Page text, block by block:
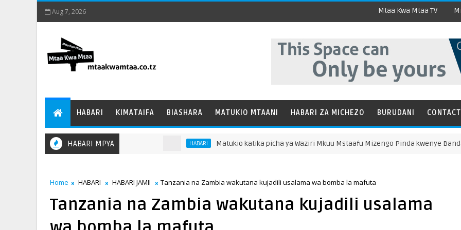
Aug 7, 2026 Mtaa Kwa Mtaa TV
HABARI KIMATAIFA BIASHARA MATUKIO MTAANI HABARI ZA MICHEZO BURUDANI
HABARI MPYA Matukio katika picha ya Waziri Mkuu Mstaafu Mizengo Pinda kwenye Banda la VETA Nane
Home HABARI HABARI JAMII Tanzania na Zambia wakutana kujadili usalama wa bomba la mafuta
Tanzania na Zambia wakutana kujadili usalama